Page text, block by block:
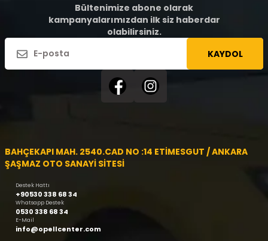
Bültenimize abone olarak
kampanyalarımızdan ilk siz haberdar
olabilirsiniz.
KAYDOL
BAHÇEKAPI MAH. 2540.CAD NO :14 ETİMESGUT / ANKARA
ŞAŞMAZ OTO SANAYİ SİTESİ
Destek Hattı
+90530 338 68 34
Whatsapp Destek
0530 338 68 34
E-Mail
info@opellcenter.com